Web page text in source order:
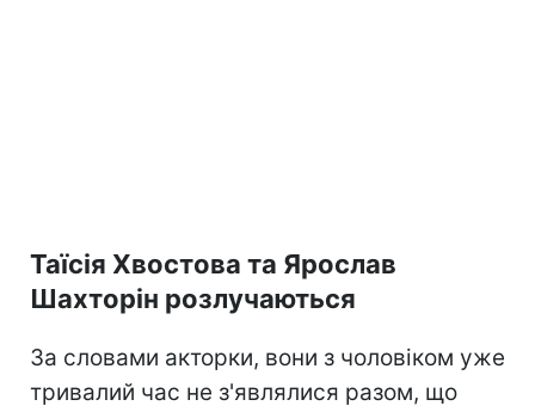
Таїсія Хвостова та Ярослав
Шахторін розлучаються
За словами акторки, вони з чоловіком уже
тривалий час не з'являлися разом, що